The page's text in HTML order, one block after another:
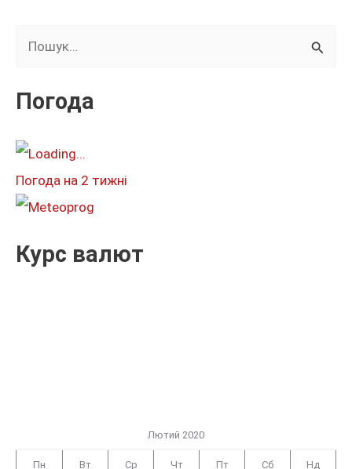
к
т
:
Погода
Погода на 2 тижні
Курс валют
Лютий 2020
Пн Вт Ср Чт Пт Сб Нд